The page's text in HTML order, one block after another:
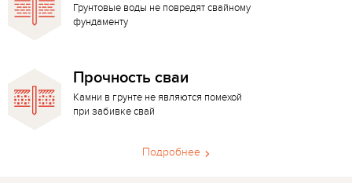
Грунтовые воды не повредят свайному
фундаменту
Прочность сваи
Камни в грунте не являются помехой
при забивке свай
Подробнее